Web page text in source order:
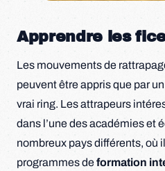
Apprendre les
Les mouvements de
peuvent être appris que par
vrai ring. Les attrapeurs
dans l’une des académies et
nombreux pays différents, où
programmes deformation